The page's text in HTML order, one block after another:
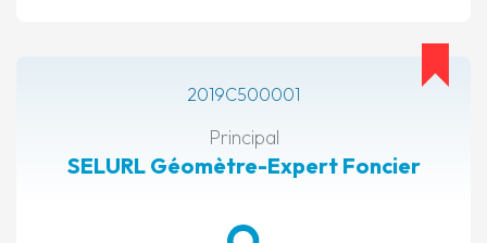
2019C500001
Principal
SELURL Géomètre-Expert Foncier